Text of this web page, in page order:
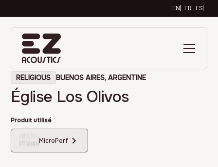
EN FR ES
RELIGIOUS BUENOS AIRES, ARGENTINE
Église Los Olivos
Produit utilisé
MicroPerf